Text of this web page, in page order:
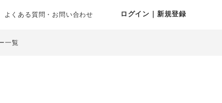
よくある質問・お問い合わせ ログイン｜新規登録
一覧